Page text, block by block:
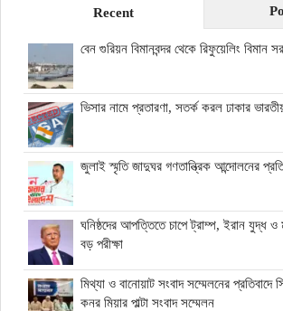
Recent
বেন গুরিয়ন বিমানবন্দর থেকে রিফুয়েলিং বিমান
ভিসার নামে প্রতারণা, সতর্ক করল ঢাকার
জুলাই স্মৃতি জাদুঘর গণতান্ত্রিক আন্দোলনের
ঘনিষ্ঠদের আপত্তিতে চাপে ট্রাম্প, ইরান যুদ্ধ ও
বড় পরীক্ষা
মিথ্যা ও বানোয়াট সংবাদ সম্মেলনের প্রতিবাদে
কনর মিয়ার পাল্টা সংবাদ সম্মেলন